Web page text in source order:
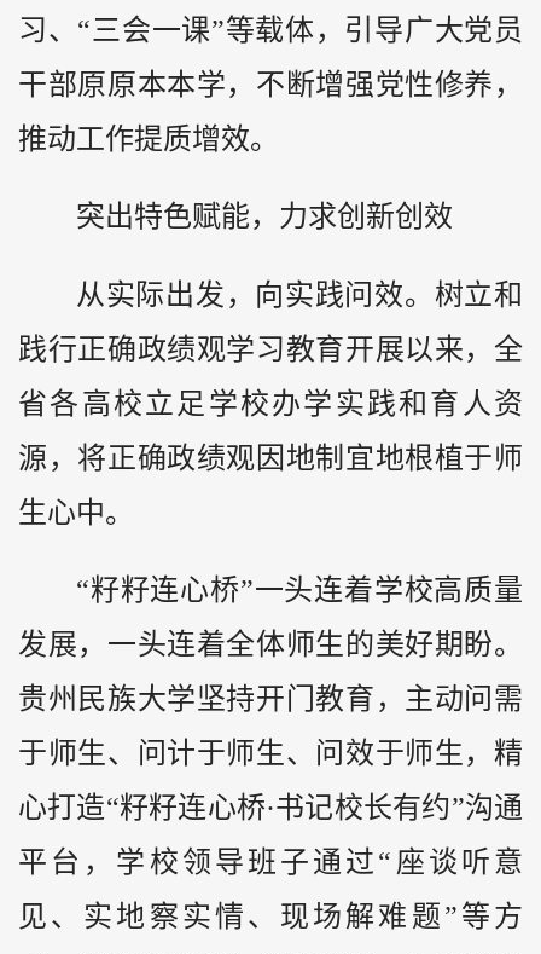
习、“三会一课”等载体，引导广大党员
干部原原本本学，不断增强党性修养，
推动工作提质增效。
突出特色赋能，力求创新创效
从实际出发，向实践问效。树立和
践行正确政绩观学习教育开展以来，全
省各高校立足学校办学实践和育人资
源，将正确政绩观因地制宜地根植于师
生心中。
“籽籽连心桥”一头连着学校高质量
发展，一头连着全体师生的美好期盼。
贵州民族大学坚持开门教育，主动问需
于师生、问计于师生、问效于师生，精
心打造“籽籽连心桥·书记校长有约”沟通
平台，学校领导班子通过“座谈听意
见、实地察实情、现场解难题”等方